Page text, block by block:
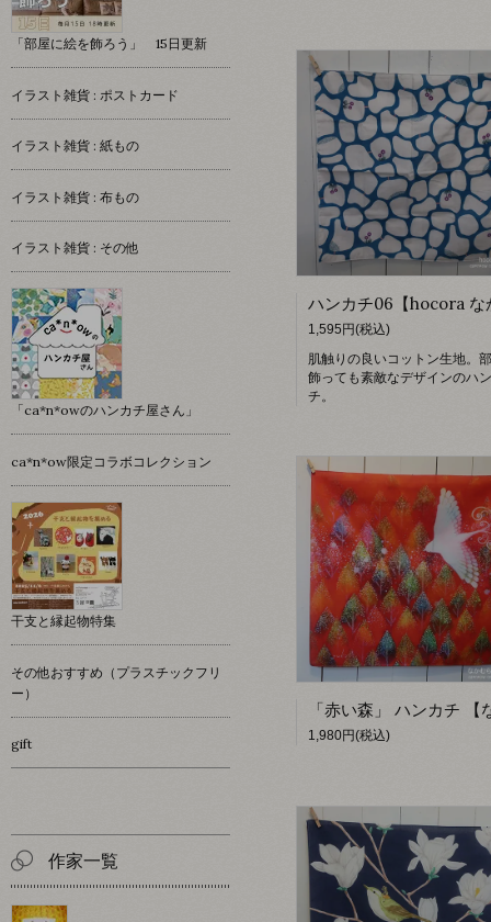
1,595円(税込)
肌触りの良いコットン生地。
飾っても素敵なデザインのハ
チ。
1,980円(税込)
「部屋に絵を飾ろう」 15日更新
イラスト雑貨 : ポストカード
イラスト雑貨 : 紙もの
イラスト雑貨 : 布もの
イラスト雑貨 : その他
「ca*n*owのハンカチ屋さん」
ca*n*ow限定コラボコレクション
干支と縁起物特集
その他おすすめ（プラスチックフリ
ー）
gift
作家一覧